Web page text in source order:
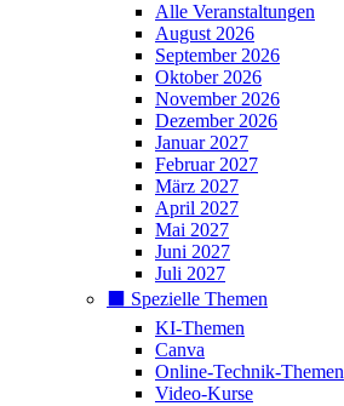
Alle Veranstaltungen
August 2026
September 2026
Oktober 2026
November 2026
Dezember 2026
Januar 2027
Februar 2027
März 2027
April 2027
Mai 2027
Juni 2027
Juli 2027
⬛️ Spezielle Themen
KI-Themen
Canva
Online-Technik-Themen
Video-Kurse